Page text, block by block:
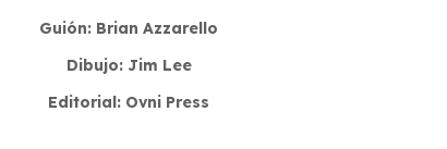
Guión: Brian Azzarello
Dibujo: Jim Lee
Editorial: Ovni Press